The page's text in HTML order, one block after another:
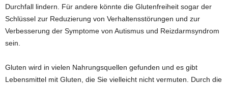
Durchfall lindern. Für andere könnte die Glutenfreiheit sogar der
Schlüssel zur Reduzierung von Verhaltensstörungen und zur
Verbesserung der Symptome von Autismus und Reizdarmsyndrom
sein.
Gluten wird in vielen Nahrungsquellen gefunden und es gibt
Lebensmittel mit Gluten, die Sie vielleicht nicht vermuten. Durch die